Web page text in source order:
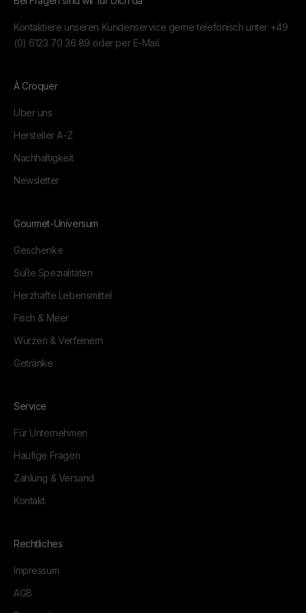
Kontaktiere unseren Kundenservice gerne telefonisch unter +49
(0) 6123 70 36 89 oder per E-Mail.
À Croquer
Über uns
Hersteller A-Z
Nachhaltigkeit
Newsletter
Gourmet-Universum
Geschenke
Süße Spezialitäten
Herzhafte Lebensmittel
Fisch & Meer
Würzen & Verfeinern
Getränke
Service
Für Unternehmen
Häufige Fragen
Zahlung & Versand
Kontakt
Rechtliches
Impressum
AGB